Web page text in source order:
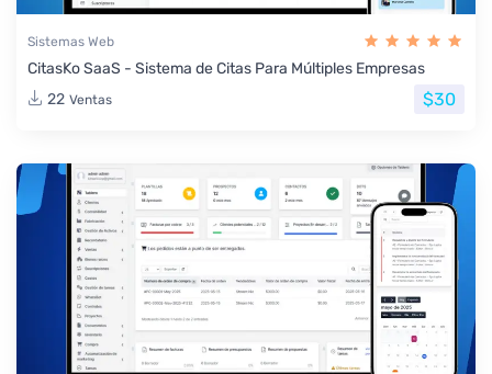
Sistemas Web
CitasKo SaaS - Sistema de Citas Para Múltiples Empresas
22 Ventas $30